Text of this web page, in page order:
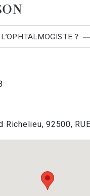
?
Richelieu, 92500,